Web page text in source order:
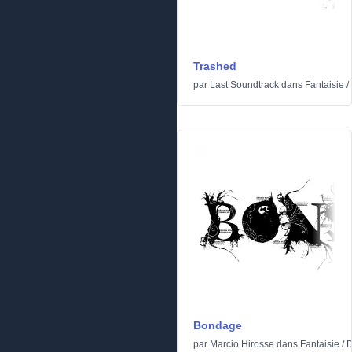
Trashed
par Last Soundtrack dans Fantaisie /
Bondage
par Marcio Hirosse dans Fantaisie /